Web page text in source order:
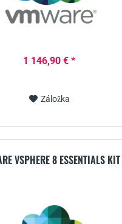
1 146,90 € *
Záložka
VSPHERE 8 ESSENTIALS KIT